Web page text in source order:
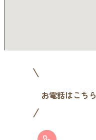
お電話はこちら